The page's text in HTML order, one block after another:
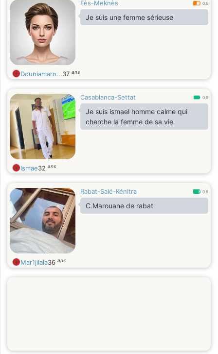
Fès-Meknès 0.6
Je suis une femme sérieuse
Douniamaro...37 ans
Casablanca-Settat 0.9
Je suis ismael homme calme qui
cherche la femme de sa vie
Ismae32 ans
Rabat-Salé-Kénitra 0.8
C.Marouane de rabat
Mar1jilala36 ans